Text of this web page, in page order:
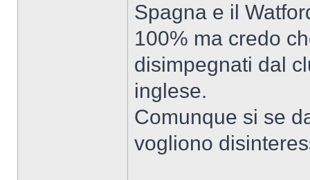
Spagna e il
100% ma credo
disimpegnati dal
inglese.
Comunque si se
vogliono